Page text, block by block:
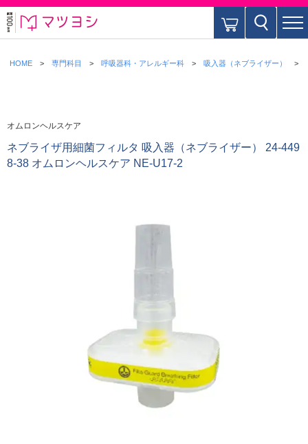
HOME 専門科目 呼吸器科・アレルギー科 吸入器（ネブライザー）
オムロンヘルスケア
ネブライザ用細菌フィルタ 吸入器（ネブライザー） 24-449
8-38 オムロンヘルスケア NE-U17-2